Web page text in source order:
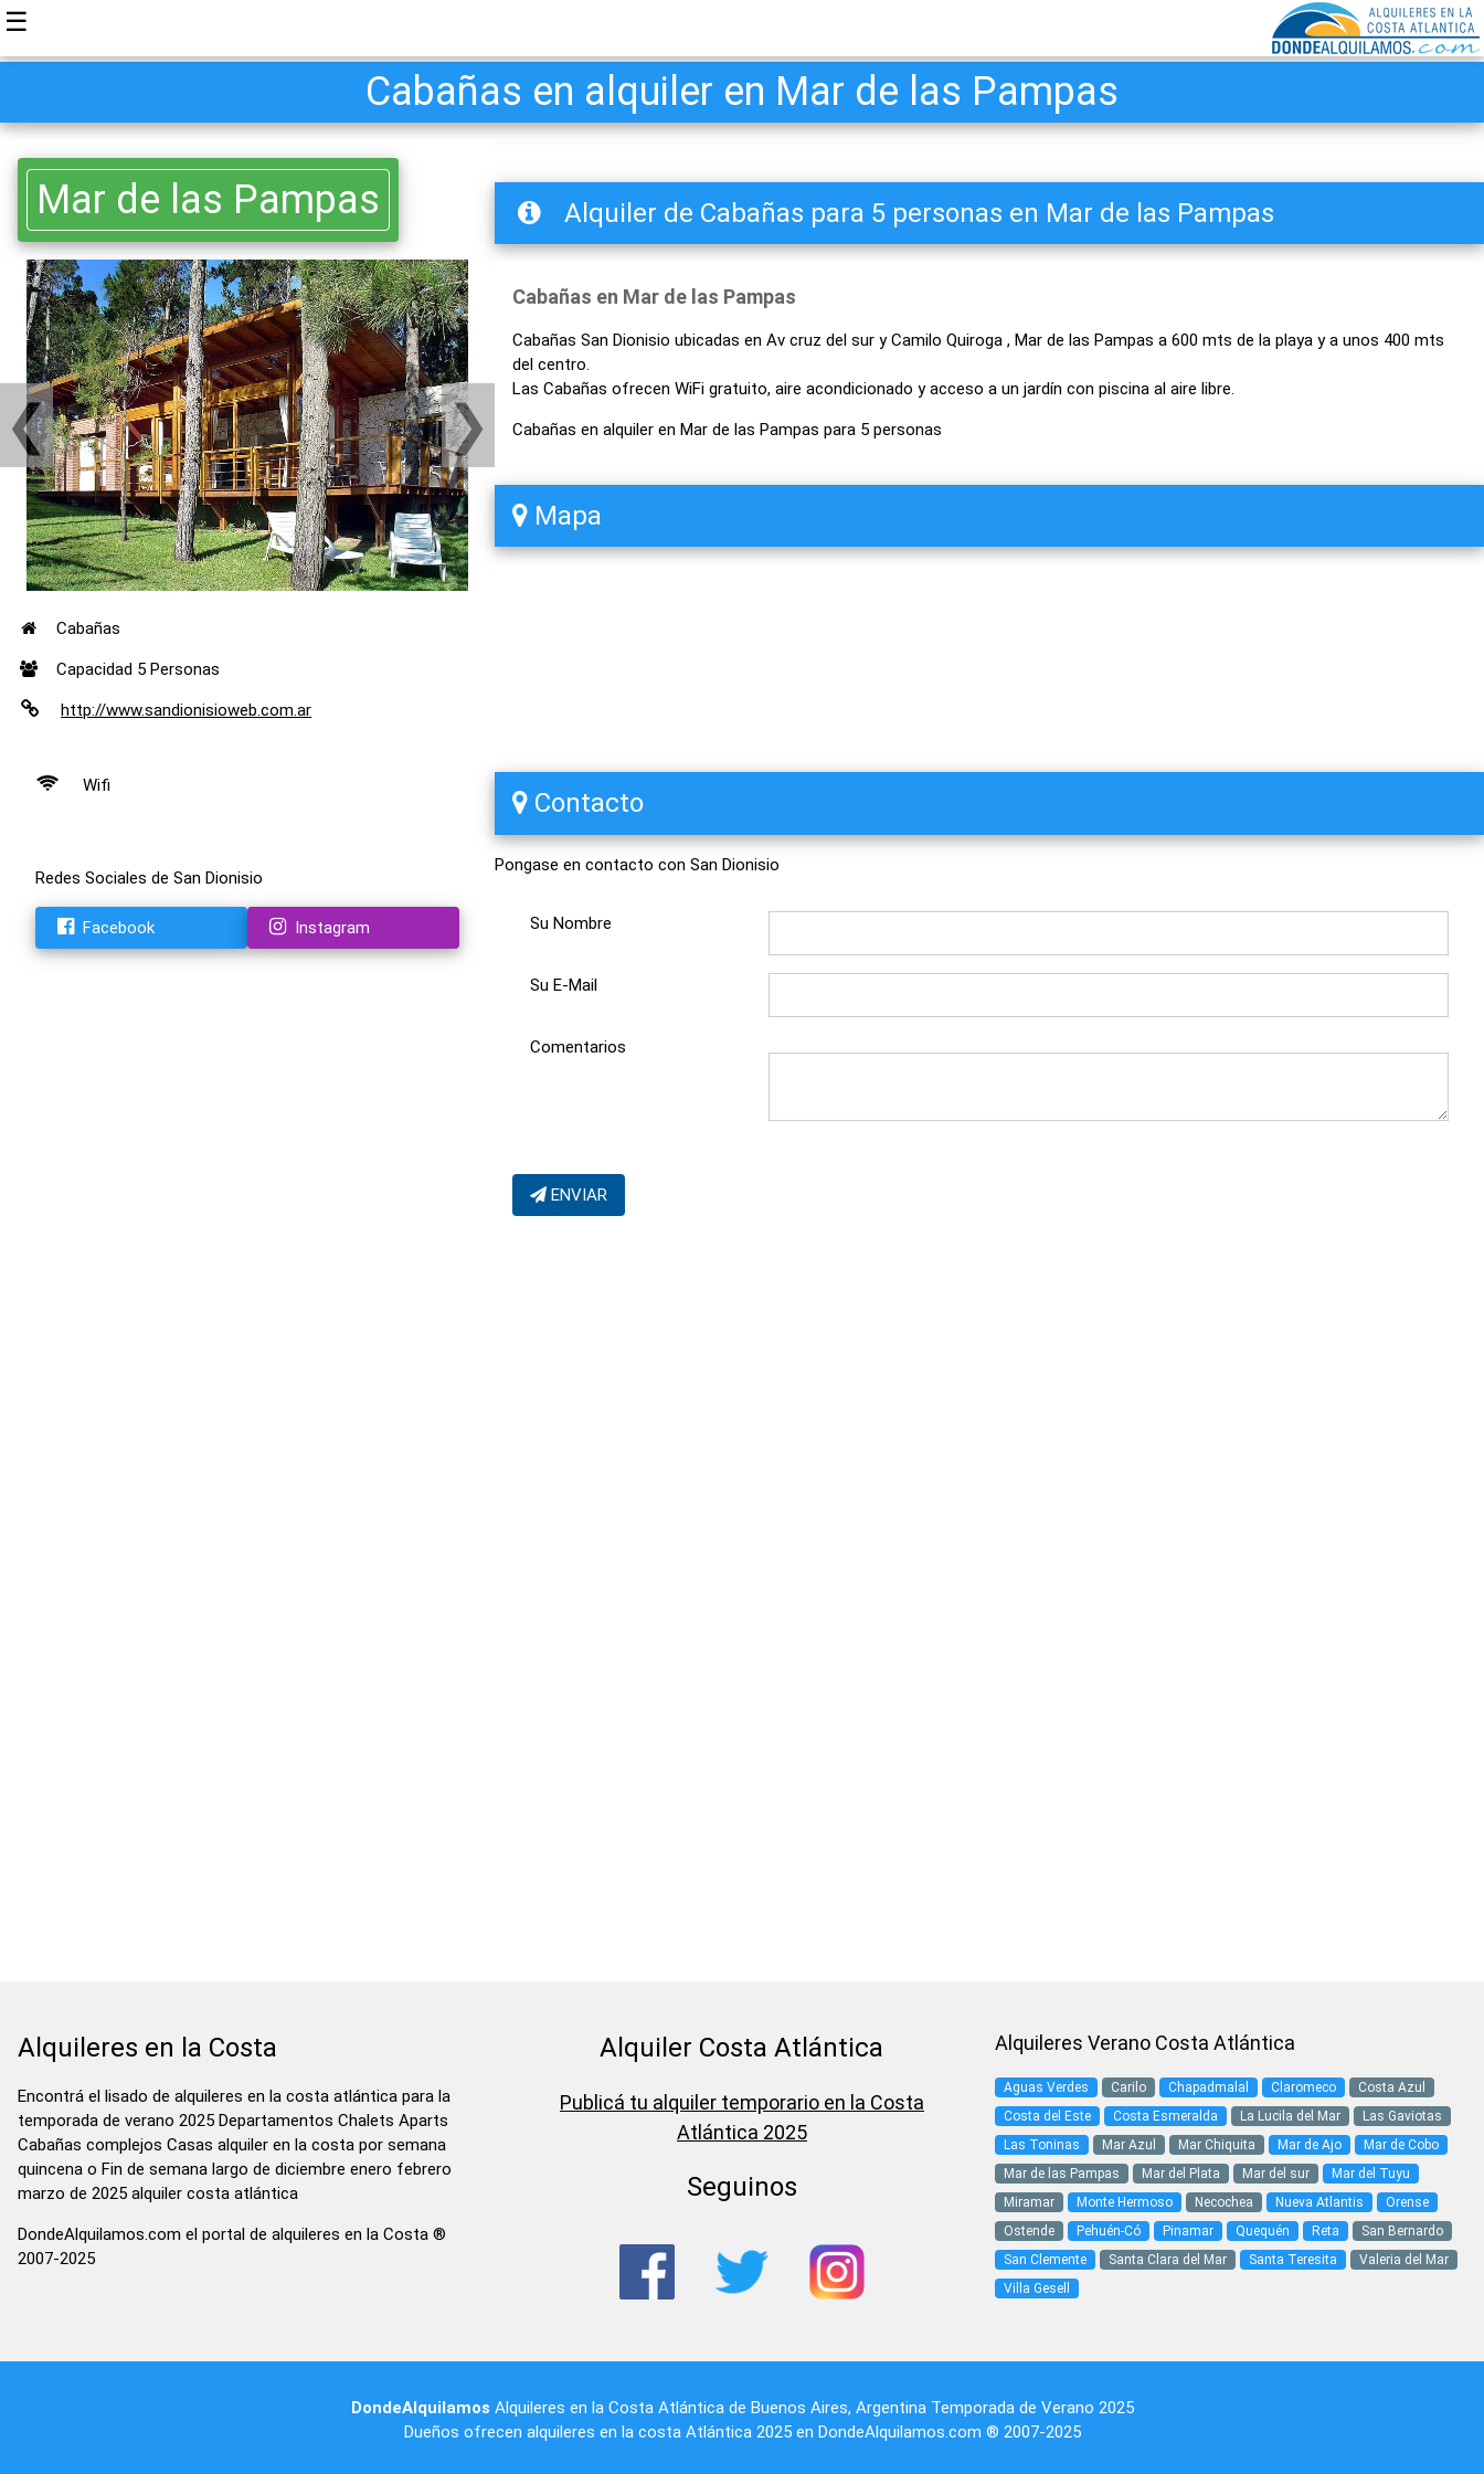
☰
Cabañas en alquiler en Mar de las Pampas
Mar de las Pampas
❮ ❯
Cabañas
Capacidad 5 Personas
http://www.sandionisioweb.com.ar
Wifi
Redes Sociales de San Dionisio
Facebook Instagram
Alquiler de Cabañas para 5 personas en Mar de las Pampas
Cabañas en Mar de las Pampas
Cabañas San Dionisio ubicadas en Av cruz del sur y Camilo Quiroga , Mar de las Pampas a 600 mts de la playa y a unos 400 mts
del centro.
Las Cabañas ofrecen WiFi gratuito, aire acondicionado y acceso a un jardín con piscina al aire libre.
Cabañas en alquiler en Mar de las Pampas para 5 personas
Mapa
Contacto
Pongase en contacto con San Dionisio
Su Nombre
Su E-Mail
Comentarios
ENVIAR
Alquileres en la Costa
Encontrá el lisado de alquileres en la costa atlántica para la
temporada de verano 2025 Departamentos Chalets Aparts
Cabañas complejos Casas alquiler en la costa por semana
quincena o Fin de semana largo de diciembre enero febrero
marzo de 2025 alquiler costa atlántica
DondeAlquilamos.com el portal de alquileres en la Costa ®
2007-2025
Alquiler Costa Atlántica
Publicá tu alquiler temporario en la Costa
Atlántica 2025
Seguinos
Alquileres Verano Costa Atlántica
Aguas Verdes Carilo Chapadmalal Claromeco
Costa Azul
Costa del Este
Costa Esmeralda La Lucila del Mar
Las Gaviotas
Las Toninas
Mar Azul Mar Chiquita Mar de Ajo
Mar de Cobo
Mar de las Pampas
Mar del Plata Mar del sur
Mar del Tuyu
Miramar
Monte Hermoso Necochea Nueva Atlantis
Orense
Ostende
Pehuén-Có Pinamar Quequén Reta
San Bernardo
San Clemente
Santa Clara del Mar Santa Teresita
Valeria del Mar
Villa Gesell
DondeAlquilamos Alquileres en la Costa Atlánticade Buenos Aires, ArgentinaTemporada de Verano 2025
Dueños ofrecen alquileres en la costa Atlántica 2025 en DondeAlquilamos.com ® 2007-2025